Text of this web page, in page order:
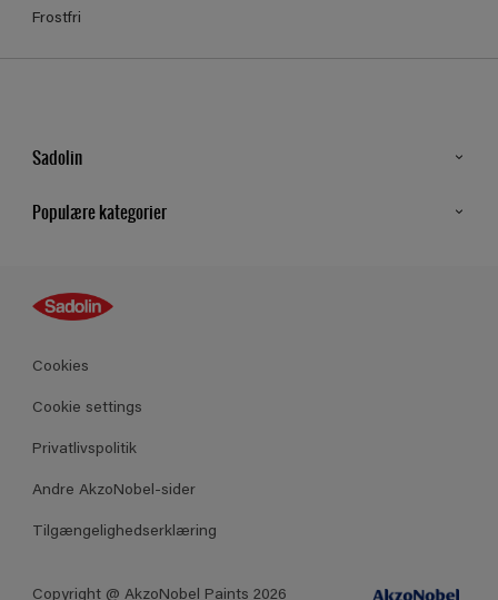
Frostfri
Sadolin
Populære kategorier
Farver
Produkter
Cookies
Cookie settings
Privatlivspolitik
Andre AkzoNobel-sider
Tilgængelighedserklæring
Copyright @ AkzoNobel Paints 2026